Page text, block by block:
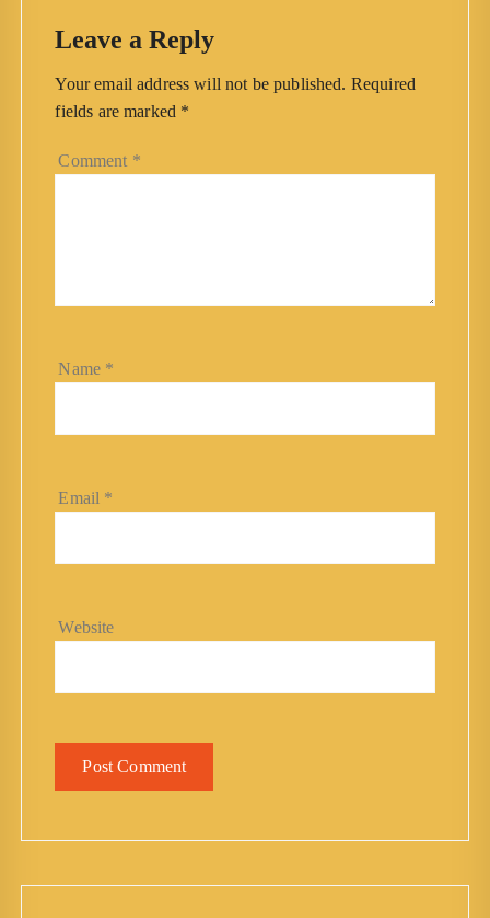
Leave a Reply
Your email address will not be published. Required
fields are marked *
Comment *
Name *
Email *
Website